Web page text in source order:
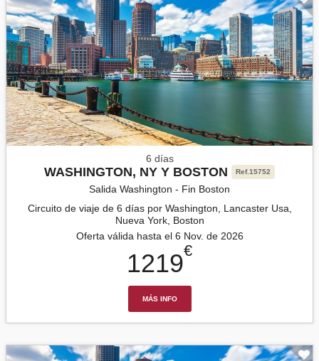
6 días
WASHINGTON, NY Y BOSTON Ref.15752
Salida Washington - Fin Boston
Circuito de viaje de 6 días por Washington, Lancaster Usa,
Nueva York, Boston
Oferta válida hasta el 6 Nov. de 2026
1219€
MÁS INFO